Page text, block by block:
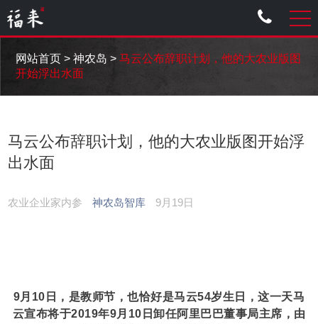
网站首页 >神农岛 >马云公布辞职计划，他的大农业版图
开始浮出水面
马云公布辞职计划，他的大农业版图开始浮
出水面
农业企业家内参 神农岛智库 9月19日
9月10日，是教师节，也恰好是马云54岁生日，这一天马
云宣布将于2019年9月10日卸任阿里巴巴董事局主席，由